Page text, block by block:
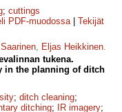
; cuttings
PDF-muodossa| Tekijät
, Eljas Heikkinen.
tukena.
in the planning of ditch
; ditch cleaning;
ditching; IR imagery;